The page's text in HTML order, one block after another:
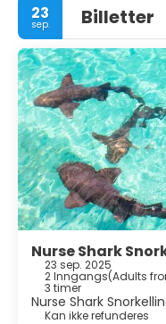
23
sep. Billetter
Nurse Shark
23 sep. 2025
2 Inngangs(Adults
3 timer
Nurse Shark
Kan ikke refunderes